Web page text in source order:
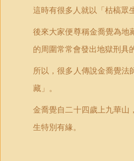
這時有很多人就以「枯槁眾
後來大家便尊稱金喬覺為地
的周圍常常會發出地獄刑具
所以，很多人傳說金喬覺
藏」。
金喬覺自二十四歲上九華山
生特別有緣。